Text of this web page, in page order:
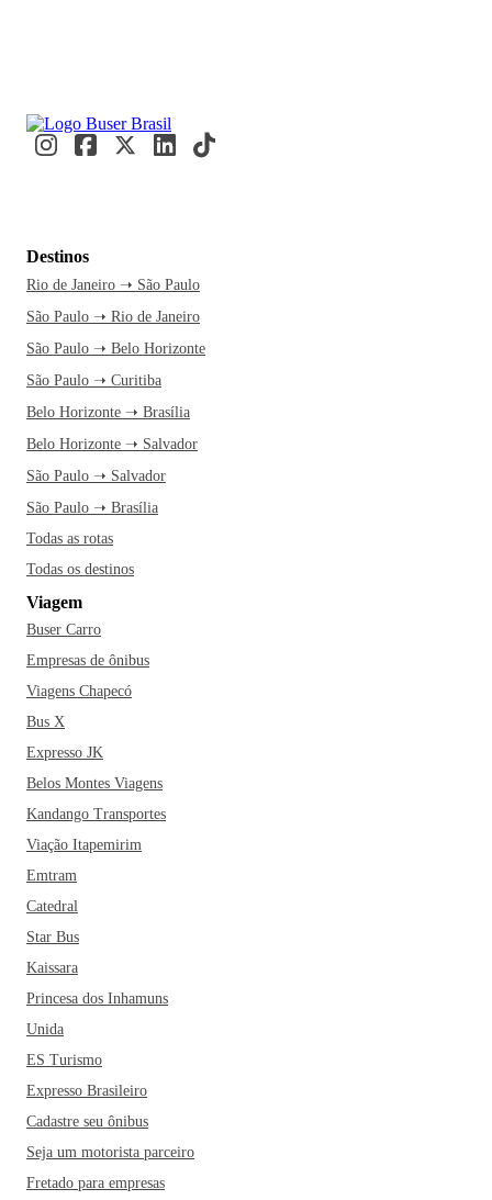
Destinos
Rio de Janeiro ➝ São Paulo
São Paulo ➝ Rio de Janeiro
São Paulo ➝ Belo Horizonte
São Paulo ➝ Curitiba
Belo Horizonte ➝ Brasília
Belo Horizonte ➝ Salvador
São Paulo ➝ Salvador
São Paulo ➝ Brasília
Todas as rotas
Todas os destinos
Viagem
Buser Carro
Empresas de ônibus
Viagens Chapecó
Bus X
Expresso JK
Belos Montes Viagens
Kandango Transportes
Viação Itapemirim
Emtram
Catedral
Star Bus
Kaissara
Princesa dos Inhamuns
Unida
ES Turismo
Expresso Brasileiro
Cadastre seu ônibus
Seja um motorista parceiro
Fretado para empresas